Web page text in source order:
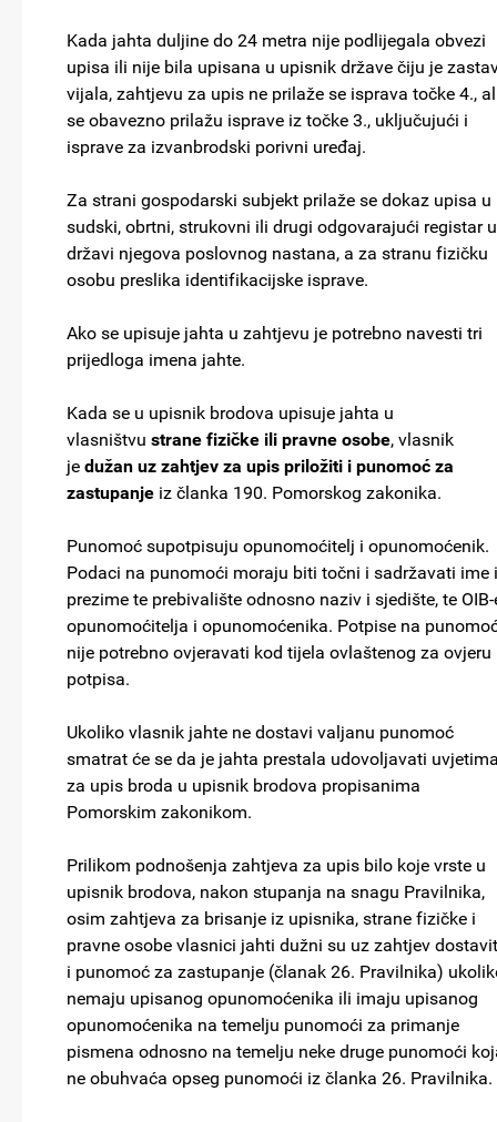
Kada jahta duljine do 24 metra nije podlijegala obvezi
upisa ili nije bila upisana u upisnik države čiju je
vijala, zahtjevu za upis ne prilaže se isprava točke 4.,
se obavezno prilažu isprave iz točke 3., uključujući i
isprave za izvanbrodski porivni uređaj.
Za strani gospodarski subjekt prilaže se dokaz upisa u
sudski, obrtni, strukovni ili drugi odgovarajući registar u
državi njegova poslovnog nastana, a za stranu fizičku
osobu preslika identifikacijske isprave.
Ako se upisuje jahta u zahtjevu je potrebno navesti tri
prijedloga imena jahte.
Kada se u upisnik brodova upisuje jahta u
vlasništvu strane fizičke ili pravne osobe, vlasnik
je dužan uz zahtjev za upis priložiti i punomoć za
zastupanje iz članka 190. Pomorskog zakonika.
Punomoć supotpisuju opunomoćitelj i opunomoćenik.
Podaci na punomoći moraju biti točni i sadržavati ime i
prezime te prebivalište odnosno naziv i sjedište, te OIB-
opunomoćitelja i opunomoćenika. Potpise na
nije potrebno ovjeravati kod tijela ovlaštenog za ovjeru
potpisa.
Ukoliko vlasnik jahte ne dostavi valjanu punomoć
smatrat će se da je jahta prestala udovoljavati
za upis broda u upisnik brodova propisanima
Pomorskim zakonikom.
Prilikom podnošenja zahtjeva za upis bilo koje vrste u
upisnik brodova, nakon stupanja na snagu Pravilnika,
osim zahtjeva za brisanje iz upisnika, strane fizičke i
pravne osobe vlasnici jahti dužni su uz zahtjev
i punomoć za zastupanje (članak 26. Pravilnika)
nemaju upisanog opunomoćenika ili imaju upisanog
opunomoćenika na temelju punomoći za primanje
pismena odnosno na temelju neke druge punomoći
ne obuhvaća opseg punomoći iz članka 26. Pravilnika.